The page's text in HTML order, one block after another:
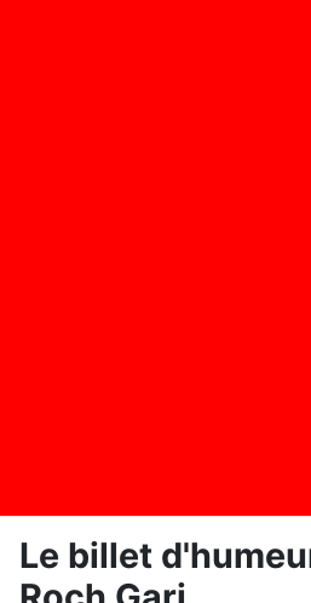
Le billet